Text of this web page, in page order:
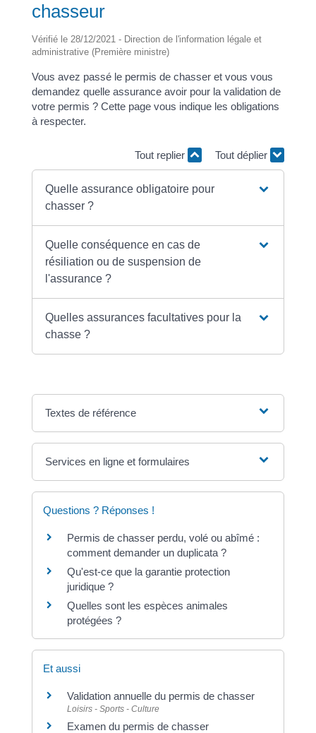
chasseur
Vérifié le 28/12/2021 - Direction de l'information légale et
administrative (Première ministre)
Vous avez passé le permis de chasser et vous vous
demandez quelle assurance avoir pour la validation de
votre permis ? Cette page vous indique les obligations
à respecter.
Tout replier Tout déplier
Quelle assurance obligatoire pour
chasser ?
Quelle conséquence en cas de
résiliation ou de suspension de
l'assurance ?
Quelles assurances facultatives pour la
chasse ?
Textes de référence
Services en ligne et formulaires
Questions ? Réponses !
Permis de chasser perdu, volé ou abîmé :
comment demander un duplicata ?
Qu'est-ce que la garantie protection
juridique ?
Quelles sont les espèces animales
protégées ?
Et aussi
Validation annuelle du permis de chasser
Loisirs - Sports - Culture
Examen du permis de chasser